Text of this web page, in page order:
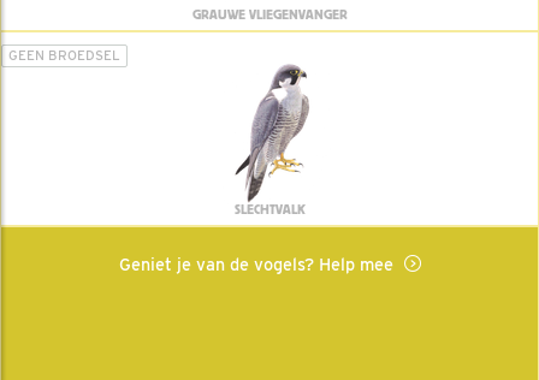
GRAUWE VLIEGENVANGER
GEEN BROEDSEL
SLECHTVALK
Geniet je van de vogels? Help mee